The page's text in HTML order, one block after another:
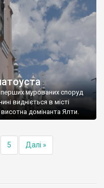
мурованих споруд
видніється в місті
домінанта Ялти.
5 Далі »